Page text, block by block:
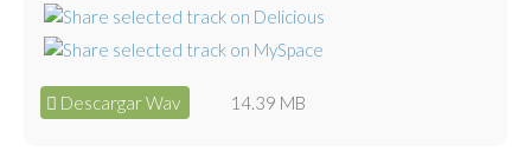
Descargar Wav 14.39 MB